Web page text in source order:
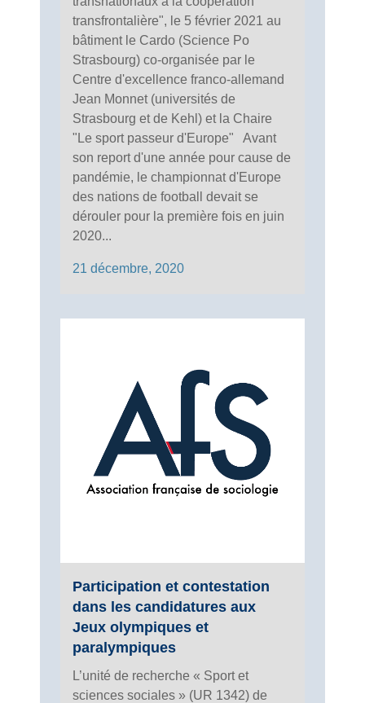
transfrontalière", le 5 février 2021 au
bâtiment le Cardo (Science Po
Strasbourg) co-organisée par le
Centre d'excellence franco-allemand
Jean Monnet (universités de
Strasbourg et de Kehl) et la Chaire
"Le sport passeur d'Europe" Avant
son report d'une année pour cause de
pandémie, le championnat d'Europe
des nations de football devait se
dérouler pour la première fois en juin
2020...
21 décembre, 2020
Participation et contestation
dans les candidatures aux
Jeux olympiques et
paralympiques
L’unité de recherche « Sport et
sciences sociales » (UR 1342) de